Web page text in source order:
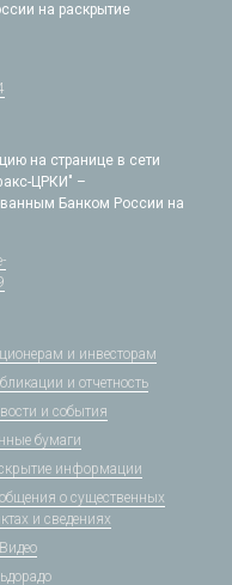
на раскрытие
на странице в сети
ЦРКИ" –
Банком России на
и инвесторам
и отчетность
и события
бумаги
информации
о существенных
и сведениях